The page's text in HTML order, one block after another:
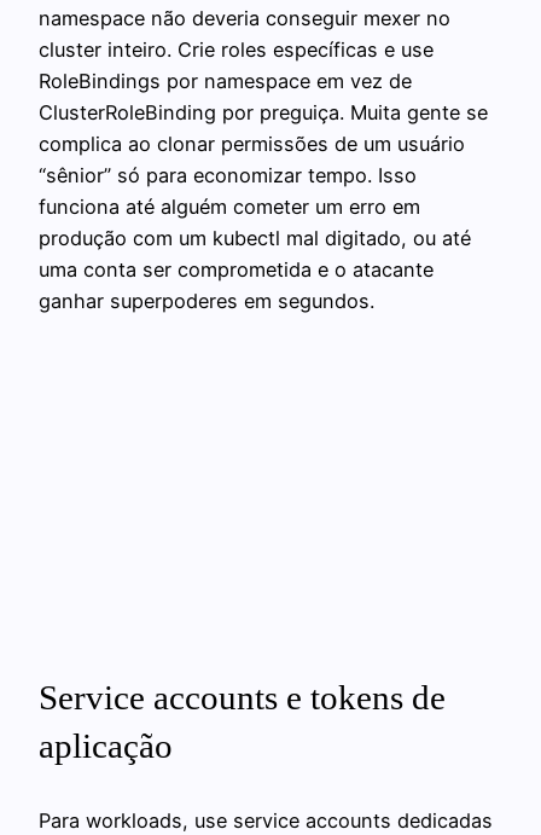
namespace não deveria conseguir mexer no
cluster inteiro. Crie roles específicas e use
RoleBindings por namespace em vez de
ClusterRoleBinding por preguiça. Muita gente se
complica ao clonar permissões de um usuário
“sênior” só para economizar tempo. Isso
funciona até alguém cometer um erro em
produção com um kubectl mal digitado, ou até
uma conta ser comprometida e o atacante
ganhar superpoderes em segundos.
Service accounts e tokens de
aplicação
Para workloads, use service accounts dedicadas